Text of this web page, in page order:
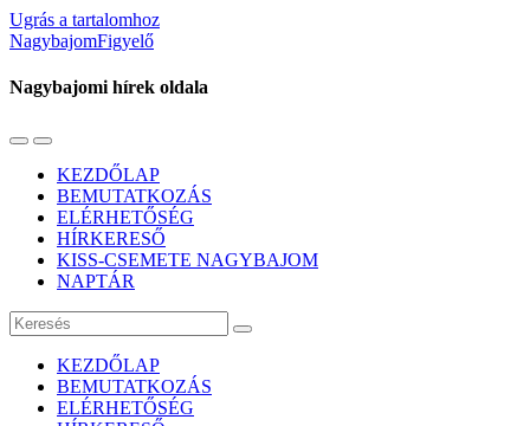
Ugrás a tartalomhoz
NagybajomFigyelő
Nagybajomi hírek oldala
Váltás
mobil
menüre
Használja
keresés
mezőt
KEZDŐLAP
BEMUTATKOZÁS
ELÉRHETŐSÉG
HÍRKERESŐ
KISS-CSEMETE NAGYBAJOM
NAPTÁR
Keresés
KEZDŐLAP
BEMUTATKOZÁS
ELÉRHETŐSÉG